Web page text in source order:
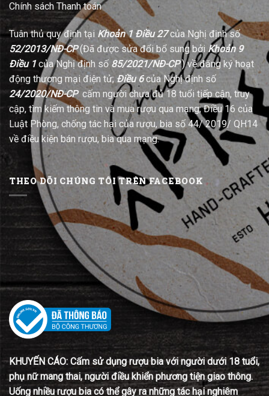
Chính sách Thanh toán
Tuân thủ quy định tại Khoản 1 Điều 27của Nghị định số
52/2013/NĐ-CP(Đã được sửa đổi bổ sung bởi Khoản 9
Điều 1của Nghị định số 85/2021/NĐ-CP) về đăng ký hoạt
động thương mại điện tử; Điều 6của Nghị định số
24/2020/NĐ-CPcấm người chưa đủ 18 tuổi tiếp cận, truy
cập, tìm kiếm thông tin và mua rượu qua mạng; Điều 16 của
Luật Phòng, chống tác hại của rượu, bia số 44/ 2019/ QH14
về điều kiện bán rượu, bia qua mạng.
THEO DÕI CHÚNG TÔI TRÊN FACEBOOK
KHUYẾN CÁO: Cấm sử dụng rượu bia với người dưới 18 tuổi,
phụ nữ mang thai, người điều khiển phương tiện giao thông.
Uống nhiều rượu bia có thể gây ra những tác hại nghiêm